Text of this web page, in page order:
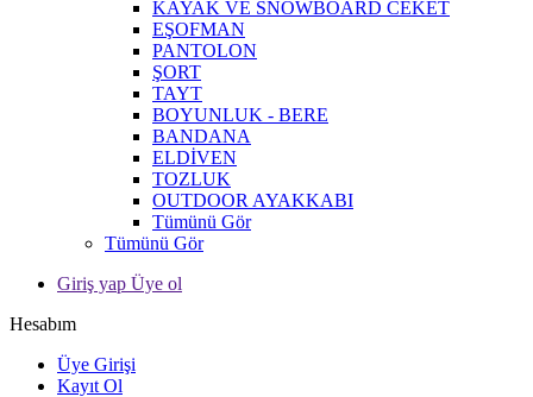
KAYAK VE SNOWBOARD CEKET
EŞOFMAN
PANTOLON
ŞORT
TAYT
BOYUNLUK - BERE
BANDANA
ELDİVEN
TOZLUK
OUTDOOR AYAKKABI
Tümünü Gör
Tümünü Gör
Giriş yap Üye ol
Hesabım
Üye Girişi
Kayıt Ol